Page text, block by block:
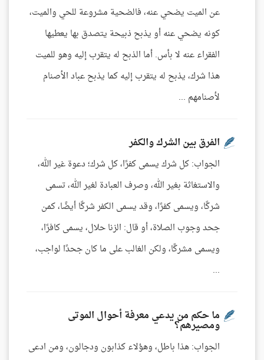
عن الميت يضحي عنه، فالضحية مشروعة للحي والميت،
كونه يضحي عنه أو يذبح ذبيحة يتصدق بها يعطيها
الفقراء عنه لا بأس. أما الذبح له يتقرب إليه وهو للميت
هذا شرك، يذبح له يتقرب إليه كما يذبح عباد الأصنام
لأصنامهم ...
الفرق بين الشرك والكفر
الجواب: كل شرك يسمى كفرًا، كل شرك؛ دعوة غير الله،
والاستغاثة بغير الله، وصرف العبادة لغير الله، تسمى
شركًا، ويسمى كفرًا، وقد يسمى الكفر شركًا أيضًا، كمن
جحد وجوب الصلاة، أو قال: الزنا حلال، يسمى كافرًا،
ويسمى مشركًا، ولكن الغالب على ما كان جحدًا لواجب،
...
ما حكم من يدعي معرفة أحوال الموتى
ومصيرهم؟
الجواب: هذا باطل، وهؤلاء كذابون ودجالون، ومن ادعى